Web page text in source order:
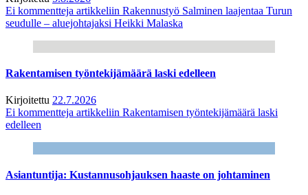
Ei kommentteja artikkeliin Rakennustyö Salminen laajentaa Turun
seudulle – aluejohtajaksi Heikki Malaska
Rakentamisen työntekijämäärä laski edelleen
Kirjoitettu 22.7.2026
Ei kommentteja artikkeliin Rakentamisen työntekijämäärä laski
edelleen
Asiantuntija: Kustannusohjauksen haaste on johtaminen